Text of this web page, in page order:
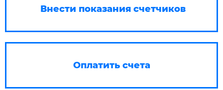
Внести показания счетчиков
Оплатить счета